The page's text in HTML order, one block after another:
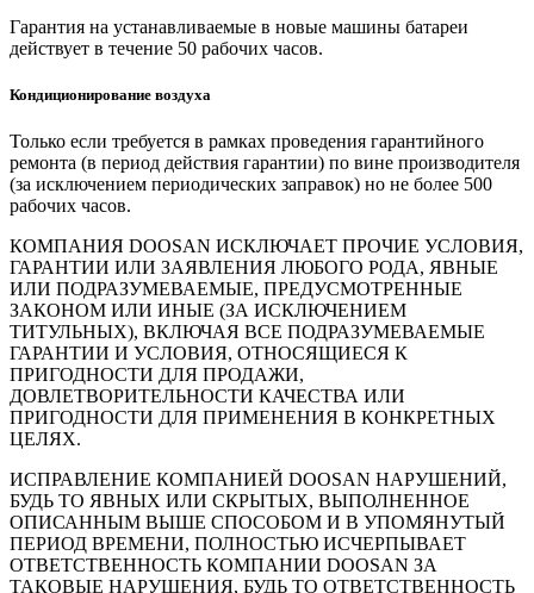
Гарантия на устанавливаемые в новые машины батареи
действует в течение 50 рабочих часов.
Кондиционирование воздуха
Только если требуется в рамках проведения гарантийного
ремонта (в период действия гарантии) по вине производителя
(за исключением периодических заправок) но не более 500
рабочих часов.
КОМПАНИЯ DOOSAN ИСКЛЮЧАЕТ ПРОЧИЕ УСЛОВИЯ,
ГАРАНТИИ ИЛИ ЗАЯВЛЕНИЯ ЛЮБОГО РОДА, ЯВНЫЕ
ИЛИ ПОДРАЗУМЕВАЕМЫЕ, ПРЕДУСМОТРЕННЫЕ
ЗАКОНОМ ИЛИ ИНЫЕ (ЗА ИСКЛЮЧЕНИЕМ
ТИТУЛЬНЫХ), ВКЛЮЧАЯ ВСЕ ПОДРАЗУМЕВАЕМЫЕ
ГАРАНТИИ И УСЛОВИЯ, ОТНОСЯЩИЕСЯ К
ПРИГОДНОСТИ ДЛЯ ПРОДАЖИ,
ДОВЛЕТВОРИТЕЛЬНОСТИ КАЧЕСТВА ИЛИ
ПРИГОДНОСТИ ДЛЯ ПРИМЕНЕНИЯ В КОНКРЕТНЫХ
ЦЕЛЯХ.
ИСПРАВЛЕНИЕ КОМПАНИЕЙ DOOSAN НАРУШЕНИЙ,
БУДЬ ТО ЯВНЫХ ИЛИ СКРЫТЫХ, ВЫПОЛНЕННОЕ
ОПИСАННЫМ ВЫШЕ СПОСОБОМ И В УПОМЯНУТЫЙ
ПЕРИОД ВРЕМЕНИ, ПОЛНОСТЬЮ ИСЧЕРПЫВАЕТ
ОТВЕТСТВЕННОСТЬ КОМПАНИИ DOOSAN ЗА
ТАКОВЫЕ НАРУШЕНИЯ, БУДЬ ТО ОТВЕТСТВЕННОСТЬ